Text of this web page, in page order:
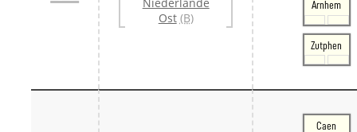
Ost (B)
Arnhem
Zutphen
Caen